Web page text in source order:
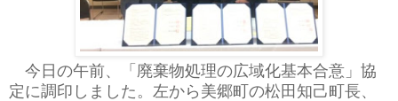
今日の午前、「廃棄物処理の広域化基本合意」協
定に調印しました。左から美郷町の松田知己町長、